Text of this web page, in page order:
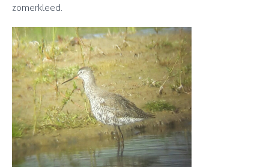
zomerkleed.